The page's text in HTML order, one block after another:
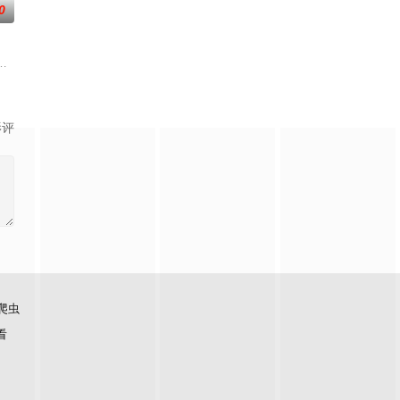
有增无减的梅茵，赋予了约翰与海蒂"
兰。她怀抱着过往，在人们的温柔相待中，开始觅得一丝微小的希望。然
兹、多莉以及孤儿院的孩子们一起制作了儿童用的圣典绘本。对书本的热
浦栞,前田佳织里,风间万裕子,池田海咲,福圆美里,相坂优歌,津田美波,阿澄佳
评
虫